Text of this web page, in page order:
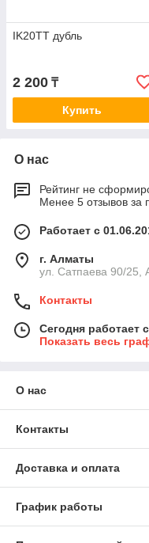
IK20TT дубль
2 200 ₸
Купить
О нас
Рейтинг не
Менее 5 отзывов за
Работает с
г. Алматы
ул. Сатпаева 90/25,
Контакты
Сегодня работает
Показать весь
О нас
Контакты
Доставка и оплата
График работы